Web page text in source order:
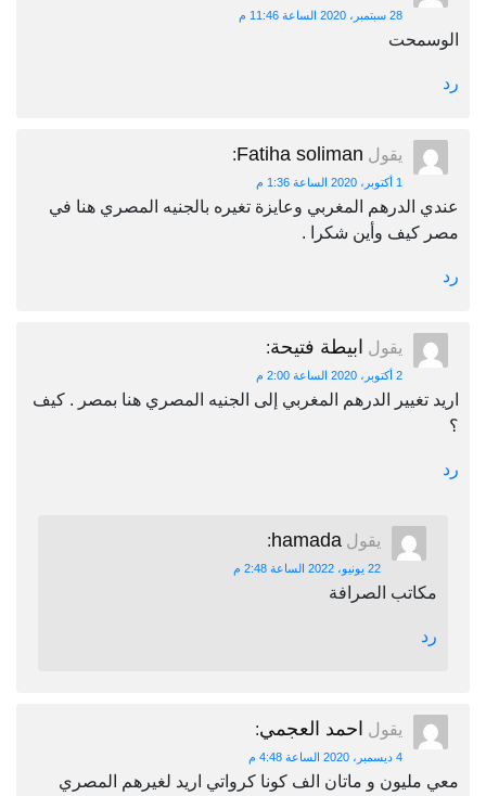
28 سبتمبر، 2020 الساعة 11:46 م
الوسمحت
رد
يقول Fatiha soliman
:
1 أكتوبر، 2020 الساعة 1:36 م
عندي الدرهم المغربي وعايزة تغيره بالجنيه المصري هنا في
مصر كيف وأين شكرا .
رد
يقول ابيطة فتيحة:
2 أكتوبر، 2020 الساعة 2:00 م
اريد تغيير الدرهم المغربي إلى الجنيه المصري هنا بمصر . كيف
؟
رد
يقول hamada
:
22 يونيو، 2022 الساعة 2:48 م
مكاتب الصرافة
رد
يقول احمد العجمي:
4 ديسمبر، 2020 الساعة 4:48 م
معي مليون و ماتان الف كونا كرواتي اريد لغيرهم المصري